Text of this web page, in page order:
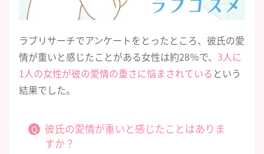
ラブリサーチでアンケートをとったところ、彼氏の愛
情が重いと感じたことがある女性は約28％で、 3人に
1人の女性が彼の愛情の重さに悩まされている という
結果でした。
彼氏の愛情が重いと感じたことはありま
すか？